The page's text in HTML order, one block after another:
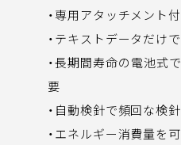
・専用アタッチメント
・テキストデータだけ
・長期間寿命の電池式
要
・自動検針で頻回な検
・エネルギー消費量を